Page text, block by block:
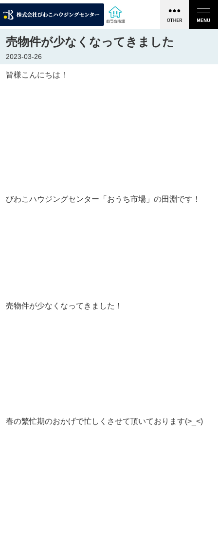
売物件が少なくなってきました
2023-03-26
皆様こんにちは！
びわこハウジングセンター「おうち市場」の田淵です！
売物件が少なくなってきました！
春の繁忙期のおかげで忙しくさせて頂いております(>_<)